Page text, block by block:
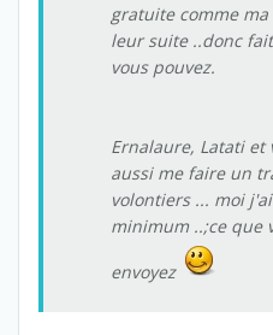
gratuite comme
leur suite ..donc
vous pouvez.
Ernalaure, Latati et
aussi me faire un
volontiers ... moi
minimum ..;ce que
envoyez